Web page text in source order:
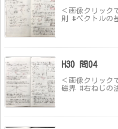
＜画像クリック
則 #ベクトルの
H30 問04
＜画像クリック
磁界 #右ねじの